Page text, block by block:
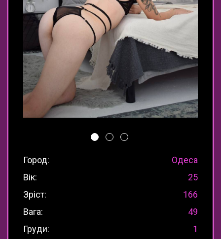
Город:
Одеса
Вік:
25
Зріст:
166
Вага:
49
Груди:
1